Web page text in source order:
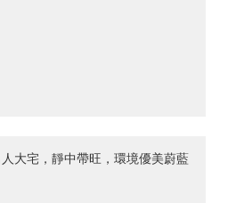
大宅，靜中帶旺，環境優美蔚藍